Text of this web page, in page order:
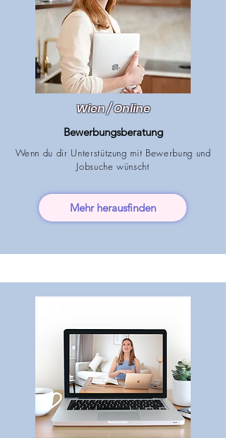
Wien / Online
Bewerbungsberatung
Wenn du dir Unterstützung mit Bewerbung und
Jobsuche wünscht
Mehr herausfinden